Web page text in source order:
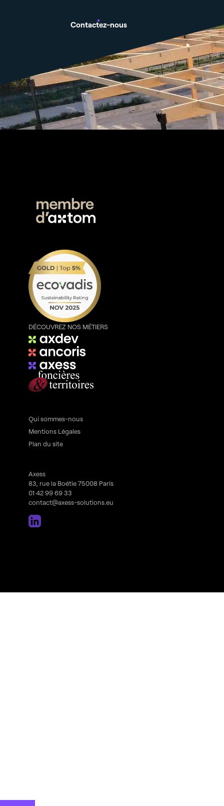
Contactez-nous
DÉCOUVREZ NOS MÉTIERS
Qui sommes-nous
Mentions Légales
Plan du site
Axess
83, rue la Boétie 75008 Paris
01 42 99 69 33
contact@axess-solutions.eu